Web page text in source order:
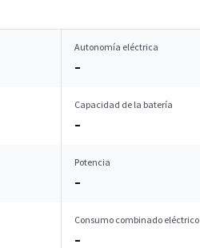
Autonomía eléctrica
–
Capacidad de la batería
–
Potencia
–
Consumo combinado eléctrico
–